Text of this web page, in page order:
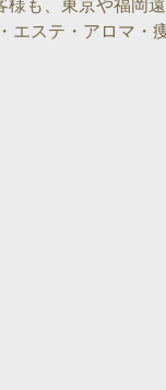
様も、東京や福岡
エステ・アロマ・